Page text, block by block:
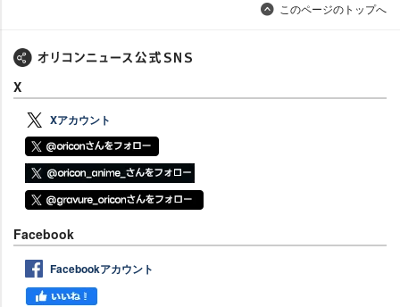
このページのトップへ
X
Xアカウント
Facebook
Facebookアカウント